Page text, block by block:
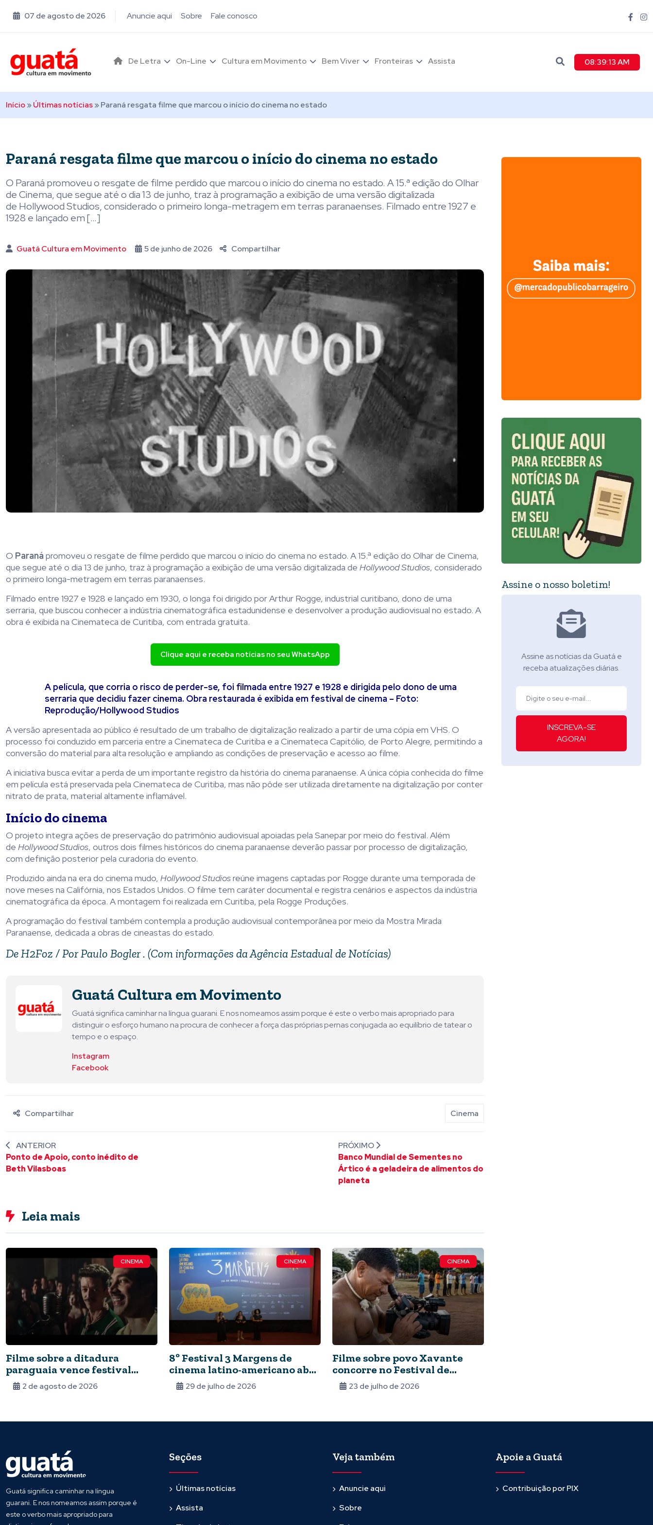
07 de agosto de 2026 Anuncie aqui Sobre Fale conosco
De Letra On-Line Cultura em Movimento Bem Viver Fronteiras Assista 08:39:14 AM
Início»Últimas notícias»Paraná resgata filme que marcou o início do cinema no estado
Paraná resgata filme que marcou o início do cinema no estado
O Paraná promoveu o resgate de filme perdido que marcou o início do cinema no estado. A 15.ª edição do Olhar
de Cinema, que segue até o dia 13 de junho, traz à programação a exibição de uma versão digitalizada
de Hollywood Studios, considerado o primeiro longa-metragem em terras paranaenses. Filmado entre 1927 e
1928 e lançado em […]
Guatá Cultura em Movimento 5 de junho de 2026 Compartilhar
O Paraná promoveu o resgate de filme perdido que marcou o início do cinema no estado. A 15.ª edição do Olhar de Cinema,
que segue até o dia 13 de junho, traz à programação a exibição de uma versão digitalizada de Hollywood Studios, considerado
o primeiro longa-metragem em terras paranaenses.
Filmado entre 1927 e 1928 e lançado em 1930, o longa foi dirigido por Arthur Rogge, industrial curitibano, dono de uma
serraria, que buscou conhecer a indústria cinematográfica estadunidense e desenvolver a produção audiovisual no estado. A
obra é exibida na Cinemateca de Curitiba, com entrada gratuita.
Clique aqui e receba notícias no seu WhatsApp
A película, que corria o risco de perder-se, foi filmada entre 1927 e 1928 e dirigida pelo dono de uma
serraria que decidiu fazer cinema. Obra restaurada é exibida em festival de cinema – Foto:
Reprodução/Hollywood Studios
A versão apresentada ao público é resultado de um trabalho de digitalização realizado a partir de uma cópia em VHS. O
processo foi conduzido em parceria entre a Cinemateca de Curitiba e a Cinemateca Capitólio, de Porto Alegre, permitindo a
conversão do material para alta resolução e ampliando as condições de preservação e acesso ao filme.
A iniciativa busca evitar a perda de um importante registro da história do cinema paranaense. A única cópia conhecida do filme
em película está preservada pela Cinemateca de Curitiba, mas não pôde ser utilizada diretamente na digitalização por conter
nitrato de prata, material altamente inflamável.
Início do cinema
O projeto integra ações de preservação do patrimônio audiovisual apoiadas pela Sanepar por meio do festival. Além
de Hollywood Studios, outros dois filmes históricos do cinema paranaense deverão passar por processo de digitalização,
com definição posterior pela curadoria do evento.
Produzido ainda na era do cinema mudo, Hollywood Studiosreúne imagens captadas por Rogge durante uma temporada de
nove meses na Califórnia, nos Estados Unidos. O filme tem caráter documental e registra cenários e aspectos da indústria
cinematográfica da época. A montagem foi realizada em Curitiba, pela Rogge Produções.
A programação do festival também contempla a produção audiovisual contemporânea por meio da Mostra Mirada
Paranaense, dedicada a obras de cineastas do estado.
De H2Foz / Por Paulo Bogler . (Com informações da Agência Estadual de Notícias)
Guatá Cultura em Movimento
Guatá significa caminhar na língua guarani. E nos nomeamos assim porque é este o verbo mais apropriado para
distinguir o esforço humano na procura de conhecer a força das próprias pernas conjugada ao equilíbrio de tatear o
tempo e o espaço.
Instagram
Facebook
Compartilhar Cinema
ANTERIOR
Ponto de Apoio, conto inédito de
Beth Vilasboas
PRÓXIMO
Banco Mundial de Sementes no
Ártico é a geladeira de alimentos do
planeta
Leia mais
CINEMA
Filme sobre a ditadura
paraguaia vence festival
Bonito CineSur
2 de agosto de 2026
CINEMA
8º Festival 3 Margens de
cinema latino-americano abre
inscrições de filmes
29 de julho de 2026
CINEMA
Filme sobre povo Xavante
concorre no Festival de
Cinema de Gramado
23 de julho de 2026
Assine o nosso boletim!
Assine as notícias da Guatá e
receba atualizações diárias.
INSCREVA-SE
AGORA!
Guatá significa caminhar na língua
guarani. E nos nomeamos assim porque é
este o verbo mais apropriado para
Seções
Últimas notícias
Assista
Veja também
Anuncie aqui
Sobre
Apoie a Guatá
Contribuição por PIX